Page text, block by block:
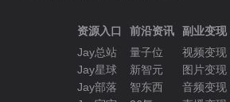
资源入口
Jay总站
Jay星球
Jay部落
前沿资讯
量子位
新智元
智东西
副业变现
视频变现
图片变现
音频变现